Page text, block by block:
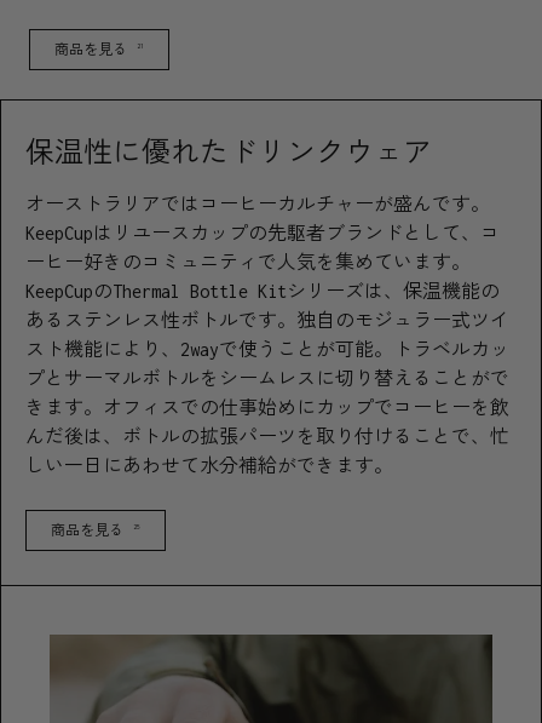
商品を見る 21
保温性に優れたドリンクウェア
オーストラリアではコーヒーカルチャーが盛んです。
KeepCupはリユースカップの先駆者ブランドとして、コ
ーヒー好きのコミュニティで人気を集めています。
KeepCupのThermal Bottle Kitシリーズは、保温機能の
あるステンレス性ボトルです。独自のモジュラー式ツイ
スト機能により、2wayで使うことが可能。トラベルカッ
プとサーマルボトルをシームレスに切り替えることがで
きます。オフィスでの仕事始めにカップでコーヒーを飲
んだ後は、ボトルの拡張パーツを取り付けることで、忙
しい一日にあわせて水分補給ができます。
商品を見る 25